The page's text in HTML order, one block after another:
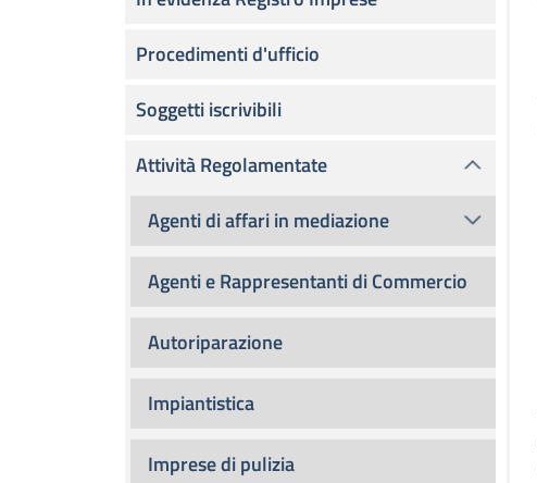
Procedimenti d'ufficio
Soggetti iscrivibili
Attività Regolamentate
Agenti di affari in mediazione
Agenti e Rappresentanti di Commercio
Autoriparazione
Impiantistica
Imprese di pulizia